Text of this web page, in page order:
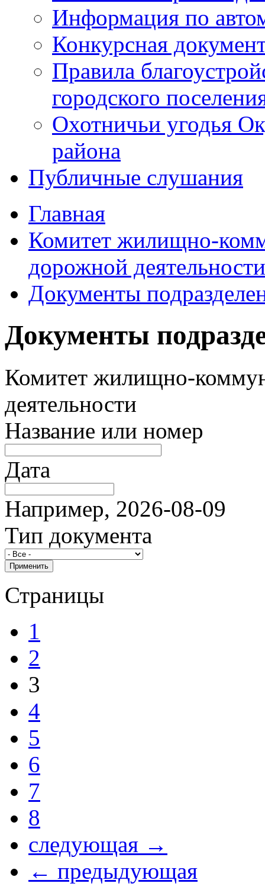
Информация по
Конкурсная
Правила
городского
Охотничьи угодья
района
Публичные слушания
Главная
Комитет жилищно-
дорожной деятельности
Документы
Документы
Комитет жилищно-
деятельности
Название или номер
Дата
Например, 2026-08-09
Тип документа
Страницы
1
2
3
4
5
6
7
8
следующая →
← предыдующая